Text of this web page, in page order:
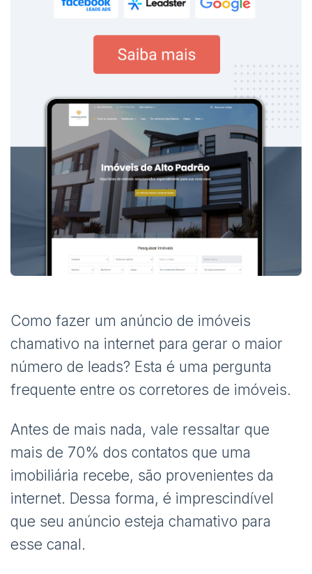
Como fazer um anúncio de imóveis
chamativo na internet para gerar o maior
número de leads? Esta é uma pergunta
frequente entre os corretores de imóveis.
Antes de mais nada, vale ressaltar que
mais de 70% dos contatos que uma
imobiliária recebe, são provenientes da
internet. Dessa forma, é imprescindível
que seu anúncio esteja chamativo para
esse canal.